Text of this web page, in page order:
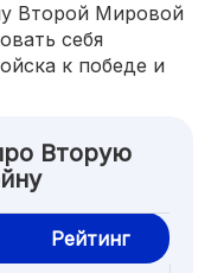
Второй Мировой
себя
к победе и
Вторую
Рейтинг